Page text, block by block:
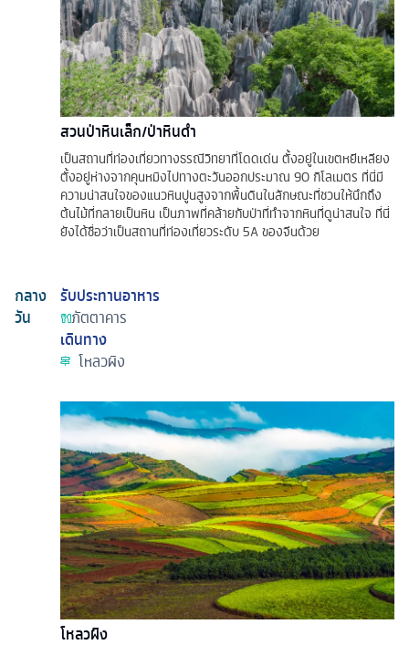
สวนป่าหินเล็ก/ป่าหินดำ
เป็นสถานที่ท่องเที่ยวทางธรณีวิทยาที่โดดเด่น ตั้งอยู่ในเขตหยีเหลียง
ตั้งอยู่ห่างจากคุนหมิงไปทางตะวันออกประมาณ 90 กิโลเมตร ที่นี่มี
ความน่าสนใจของแนวหินปูนสูงจากพื้นดินในลักษณะที่ชวนให้นึกถึง
ต้นไม้ที่กลายเป็นหิน เป็นภาพที่คล้ายกับป่าที่ทำจากหินที่ดูน่าสนใจ ที่นี่
ยังได้ชื่อว่าเป็นสถานที่ท่องเที่ยวระดับ 5A ของจีนด้วย
กลาง
วัน
รับประทานอาหาร
ภัตตาคาร
เดินทาง
โหลวผิง
โหลวผิง